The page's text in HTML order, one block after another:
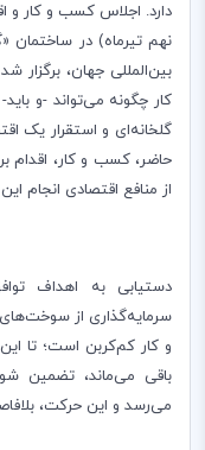
نهم تیرماه) در ساختمان
بین‌المللی جهان،
کار چگونه می‌تواند -و
گلخانه‌ای و استقرار یک
حاضر، کسب و کار، اقدام
از منافع اقتصادی انجام
دستیابی به اهداف
سرمایه‌گذاری از
باقی می‌ماند، تضمین
می‌رسد و این حرکت،